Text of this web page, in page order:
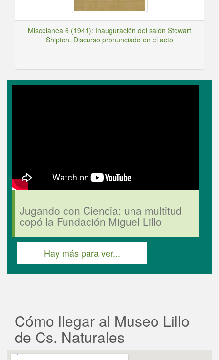
Miscelanea 6 (1941): Inauguración del salón Stewart
Shipton. Discurso pronunciado en el acto
Jugando con Ciencia: una multitud
copó la Fundación Miguel Lillo
Hay más para ver...
Cómo llegar al Museo Lillo
de Cs. Naturales